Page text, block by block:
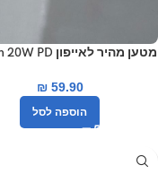
מטען מהיר לאייפון Hi Tech 20W PD
₪59.90
הוספה לסל